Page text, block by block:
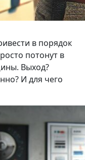
в порядок
потонут в
Выход?
И для чего